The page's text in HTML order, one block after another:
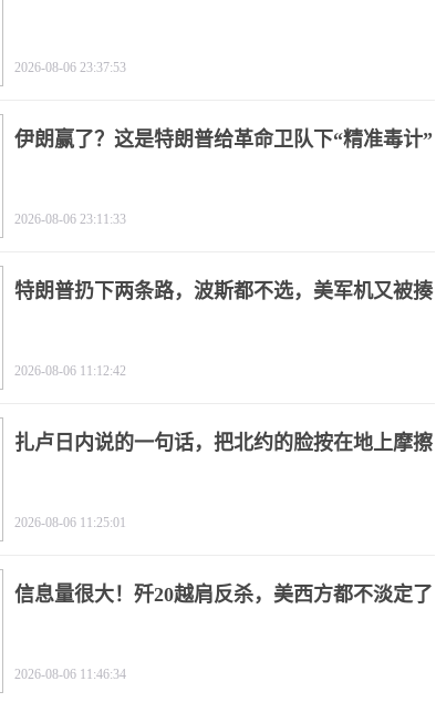
2026-08-06 23:37:53
伊朗赢了？这是特朗普给革命卫队下“精准毒计”
2026-08-06 23:11:33
特朗普扔下两条路，波斯都不选，美军机又被揍
2026-08-06 11:12:42
扎卢日内说的一句话，把北约的脸按在地上摩擦
2026-08-06 11:25:01
信息量很大！歼20越肩反杀，美西方都不淡定了
2026-08-06 11:46:34